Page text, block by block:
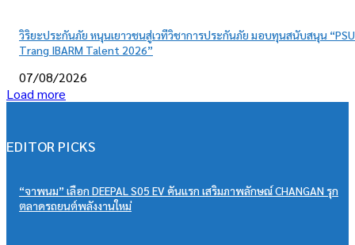
วิริยะประกันภัย หนุนเยาวชนสู่เวทีวิชาการประกันภัย มอบทุนสนับสนุน “PSU
Trang IBARM Talent 2026”
07/08/2026
Load more
EDITOR PICKS
“จาพนม” เลือก DEEPAL S05 EV คันแรก เสริมภาพลักษณ์ CHANGAN รุก
ตลาดรถยนต์พลังงานใหม่